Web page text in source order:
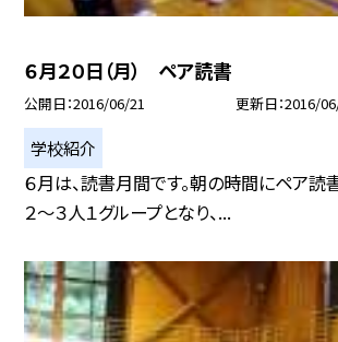
６月２０日（月） ペア読書
公開日 2016/06/21 更新日 2016/
学校紹介
６月は、読書月間です。朝の時間にペア読
２〜３人１グループとなり、...